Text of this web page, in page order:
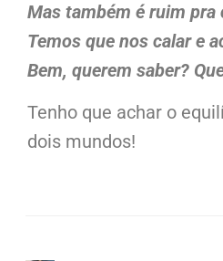
Mas também é ruim pra
Temos que nos calar e
Bem, querem saber?
Tenho que achar o
dois mundos!